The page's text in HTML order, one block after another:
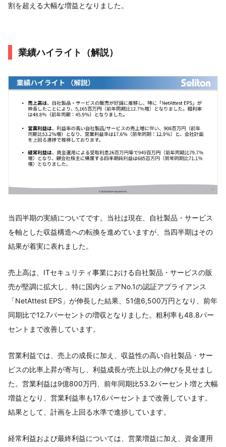
割を超える大幅な増益となりました。
業績ハイライト（解説）
当四半期の実績についてです。当社は現在、自社製品・サービス
を軸とした収益構造への転換を進めていますが、当四半期はその
結果が着実に表れました。
売上高は、ITセキュリティ事業における自社製品・サービスの販
売が堅調に拡大し、特に国内シェアNo.1の認証アプライアンス
「NetAttest EPS」が伸長した結果、51億6,500万円となり、前年
同期比で12.7パーセントの増収となりました。粗利率も48.8パー
セントまで改善しています。
営業利益では、売上の成長に加え、収益性の高い自社製品・サー
ビスの比率上昇が寄与し、利益成長が売上以上の伸びを見せまし
た。営業利益は9億800万円、前年同期比53.2パーセント増と大幅
増益となり、営業利益率も17.6パーセントまで改善しています。
結果として、計画を上回る水準で進捗しています。
経常利益および最終利益については、営業増益に加え、資金運用